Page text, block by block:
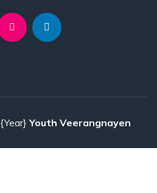
{Year} Youth Veerangnayen